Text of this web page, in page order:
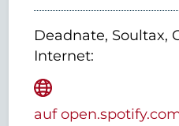
Deadnate, Soultax,
Internet:
auf